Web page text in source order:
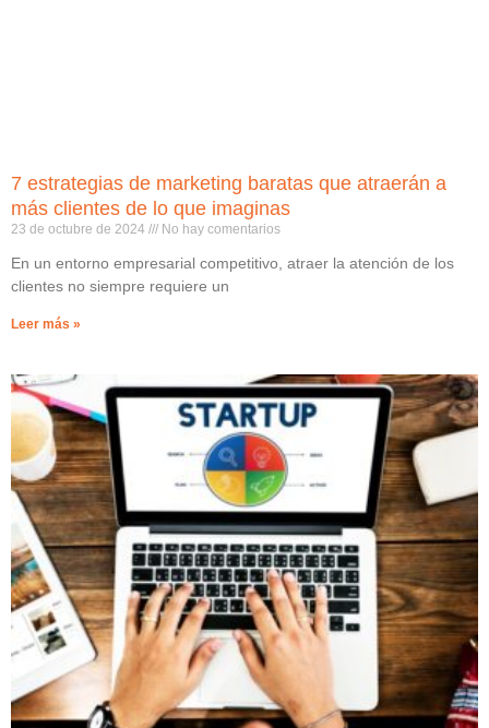
7 estrategias de marketing baratas que atraerán a
más clientes de lo que imaginas
23 de octubre de 2024 No hay comentarios
En un entorno empresarial competitivo, atraer la atención de los
clientes no siempre requiere un
Leer más »